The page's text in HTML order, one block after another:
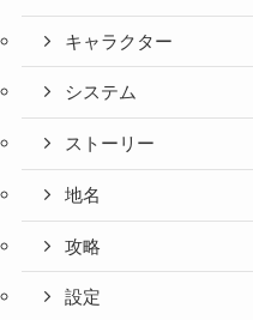
キャラクター
システム
ストーリー
地名
攻略
設定